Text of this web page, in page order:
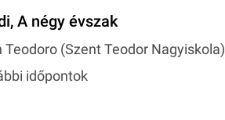
A négy évszak
Teodoro (Szent Teodor Nagyiskola)
időpontok